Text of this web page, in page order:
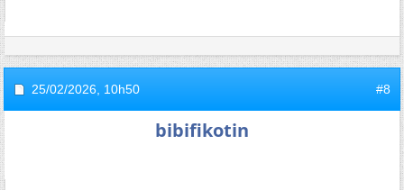
25/02/2026, 10h50 #8
bibifikotin